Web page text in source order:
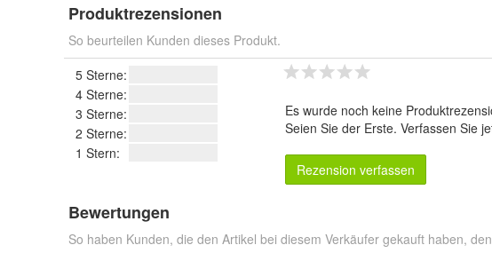
Produktrezensionen
So beurteilen Kunden dieses Produkt.
5 Sterne:
4 Sterne:
3 Sterne:
2 Sterne:
1 Stern:
Es wurde noch keine
Seien Sie der Erste. Verfassen Sie
Rezension verfassen
Bewertungen
So haben Kunden, die den Artikel bei diesem Verkäufer gekauft haben,